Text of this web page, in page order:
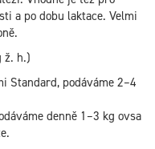
a po dobu laktace. Velmi
ž. h.)
Standard, podáváme 2–4
denně 1–3 kg ovsa